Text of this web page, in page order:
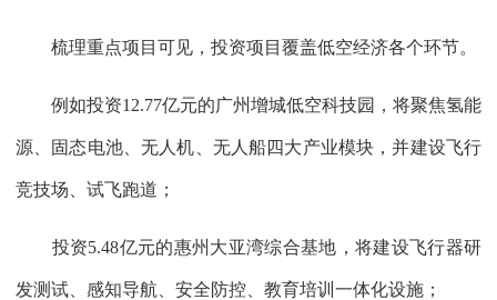
梳理重点项目可见，投资项目覆盖低空经济各个环节。
例如投资12.77亿元的广州增城低空科技园，将聚焦氢能
源、固态电池、无人机、无人船四大产业模块，并建设飞行
竞技场、试飞跑道；
投资5.48亿元的惠州大亚湾综合基地，将建设飞行器研
发测试、感知导航、安全防控、教育培训一体化设施；